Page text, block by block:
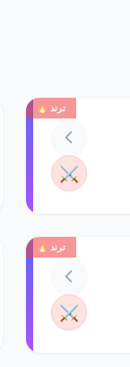
ترند 🔥
⚔️
ترند 🔥
⚔️